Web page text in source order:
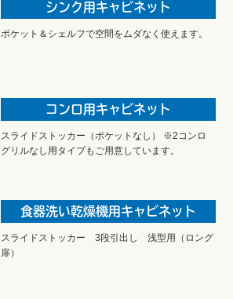
シンク用キャビネット
ポケット＆シェルフで空間をムダなく使えます。
コンロ用キャビネット
スライドストッカー（ポケットなし） ※2コンロ
グリルなし用タイプもご用意しています。
食器洗い乾燥機用キャビネット
スライドストッカー 3段引出し 浅型用（ロング
扉）